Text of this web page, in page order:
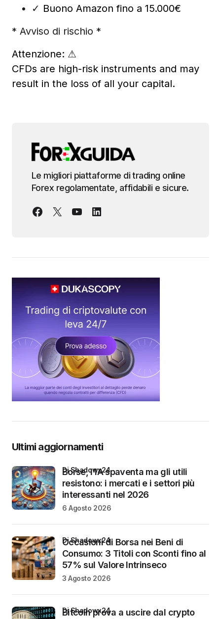
✓ Buono Amazon fino a 15.000€
* Avviso di rischio *
Attenzione: ⚠
CFDs are high-risk instruments and may
result in the loss of all your capital.
Le migliori piattaforme di trading online
Forex regolamentate, affidabili e sicure.
Ultimi aggiornamenti
Borse, l’IA spaventa ma gli utili
resistono: i mercati e i settori più
interessanti nel 2026
di Shadowx24
6 Agosto 2026
Occasioni di Borsa nei Beni di
Consumo: 3 Titoli con Sconti fino al
57% sul Valore Intrinseco
di Shadowx24
3 Agosto 2026
Bitcoin prova a uscire dal crypto
di Shadowx24